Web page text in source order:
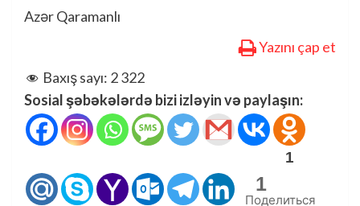
Azər Qaramanlı
Yazını çap et
Baxış sayı: 2 322
Sosial şəbəkələrdə bizi izləyin və paylaşın:
1
1
Поделиться